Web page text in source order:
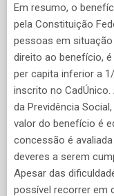
Em resumo, o
pela Constituição
pessoas em situação
direito ao benefício,
per capita inferior a
inscrito no
da Previdência
valor do benefício é
concessão é
deveres a serem
Apesar das
possível recorrer em